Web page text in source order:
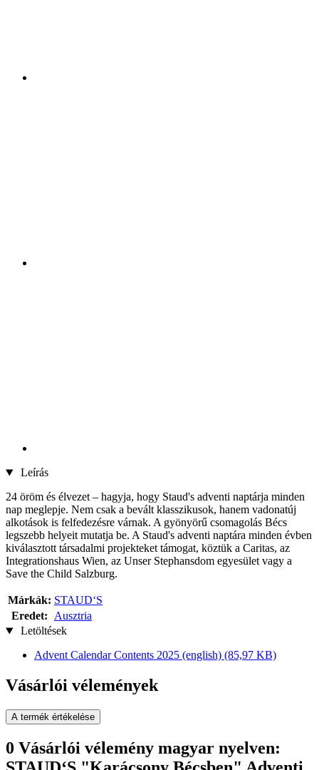
Leírás
24 öröm és élvezet – hagyja, hogy Staud's adventi naptárja minden
nap meglepje. Nem csak a bevált klasszikusok, hanem vadonatúj
alkotások is felfedezésre várnak. A gyönyörű csomagolás Bécs
legszebb helyeit mutatja be. A Staud's adventi naptára minden évben
kiválasztott társadalmi projekteket támogat, köztük a Caritas, az
Integrationshaus Wien, az Unser Stephansdom egyesület vagy a
Save the Child Salzburg.
Márkák: STAUD‘S
Eredet:
Ausztria
Letöltések
Advent Calendar Contents 2025 (english) (85,97 KB)
Vásárlói vélemények
A termék értékelése
0 Vásárlói vélemény magyar nyelven: